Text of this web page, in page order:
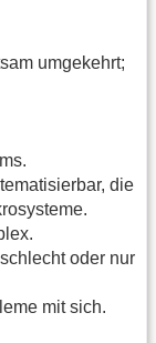
umgekehrt;
die
oder nur
mit sich.